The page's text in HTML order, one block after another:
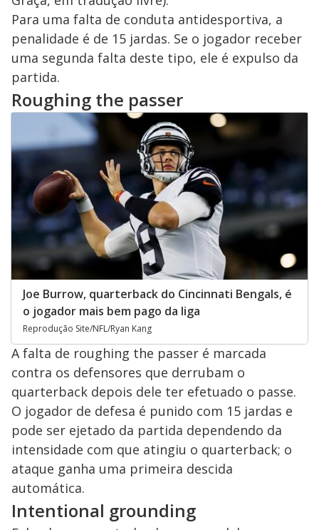
Para uma falta de conduta antidesportiva, a
penalidade é de 15 jardas. Se o jogador receber
uma segunda falta deste tipo, ele é expulso da
partida.
Roughing the passer
Joe Burrow, quarterback do Cincinnati Bengals, é
o jogador mais bem pago da liga
Reprodução Site/NFL/Ryan Kang
A falta de roughing the passer é marcada
contra os defensores que derrubam o
quarterback depois dele ter efetuado o passe.
O jogador de defesa é punido com 15 jardas e
pode ser ejetado da partida dependendo da
intensidade com que atingiu o quarterback; o
ataque ganha uma primeira descida
automática.
Intentional grounding